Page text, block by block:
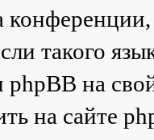
такого
phpBB на
на сайте